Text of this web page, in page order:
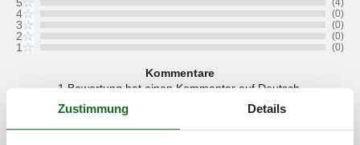
5 (4)
4 (0)
3 (0)
2 (0)
1 (0)
Kommentare
1 Bewertung hat einen Kommentar auf Deutsch.
4 Erwachsene
2 Kinder
0 Haustiere
7
2022 Juli
Zustimmung Details